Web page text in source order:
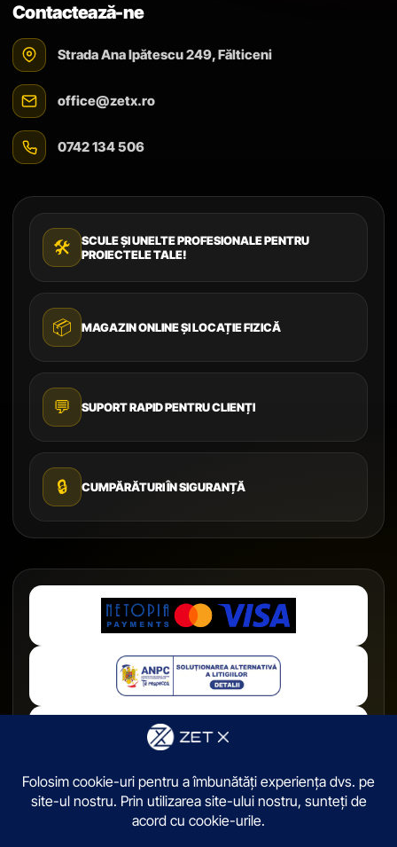
Contactează-ne
Strada Ana Ipătescu 249, Fălticeni
office@zetx.ro
0742 134 506
🛠️
SCULE ȘI UNELTE PROFESIONALE PENTRU
PROIECTELE TALE!
📦 MAGAZIN ONLINE ȘI LOCAȚIE FIZICĂ
💬 SUPORT RAPID PENTRU CLIENȚI
🔒 CUMPĂRĂTURI ÎN SIGURANȚĂ